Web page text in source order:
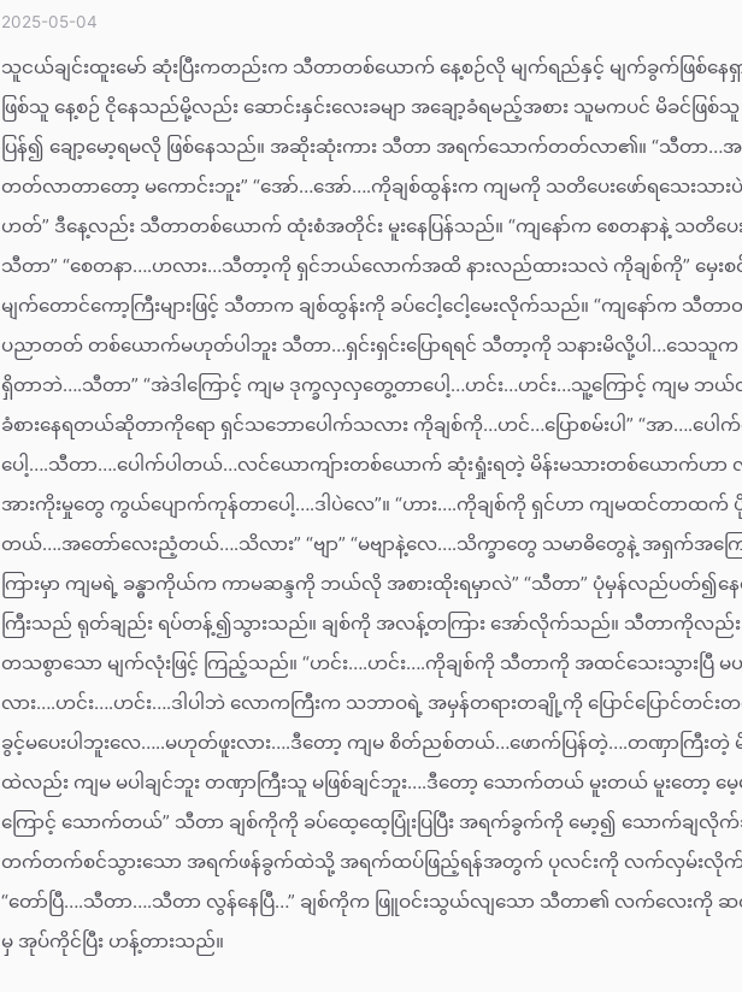
2025-05-04
သူငယ်ချင်းထူးမော် ဆုံးပြီးကတည်းက သီတာတစ်ယောက် နေ့စဉ်လို မျက်ရည်နှင့် မျက်ခွက်ဖြစ်နေ
ဖြစ်သူ နေ့စဉ် ငိုနေသည်မို့လည်း ဆောင်းနှင်းလေးခမျာ အချော့ခံရမည့်အစား သူမကပင် မိခင်ဖြ
ပြန်၍ ချော့မော့ရမလို ဖြစ်နေသည်။ အဆိုးဆုံးကား သီတာ အရက်သောက်တတ်လာ၏။ “သီတာ
တတ်လာတာတော့ မကောင်းဘူး” “အော်…အော်….ကိုချစ်ထွန်းက ကျမကို သတိပေးဖော်ရသေးသ
ဟတ်” ဒီနေ့လည်း သီတာတစ်ယောက် ထုံးစံအတိုင်း မူးနေပြန်သည်။ “ကျနော်က စေတနာနဲ့ သတိပေး
သီတာ” “စေတနာ….ဟလား…သီတာ့ကို ရှင်ဘယ်လောက်အထိ နားလည်ထားသလဲ ကိုချစ်ကို” မှေးစင်
မျက်တောင်ကော့ကြီးများဖြင့် သီတာက ချစ်ထွန်းကို ခပ်ငေါ့ငေါ့မေးလိုက်သည်။ “ကျနော်က သီတ
ပညာတတ် တစ်ယောက်မဟုတ်ပါဘူး သီတာ…ရှင်းရှင်းပြောရရင် သီတာ့ကို သနားမိလို့ပါ…သေသူက ပ
ရှိတာဘဲ….သီတာ” “အဲဒါကြောင့် ကျမ ဒုက္ခလှလှတွေ့တာပေါ့…ဟင်း…ဟင်း…သူ့ကြောင့် ကျမ ဘ
ခံစားနေရတယ်ဆိုတာကိုရော ရှင်သဘောပေါက်သလား ကိုချစ်ကို…ဟင်…ပြောစမ်းပါ” “အာ….ပေါ
ပေါ့….သီတာ….ပေါက်ပါတယ်…လင်ယောကျ်ားတစ်ယောက် ဆုံးရှုံးရတဲ့ မိန်းမသားတစ်ယောက်ဟာ
အားကိုးမှုတွေ ကွယ်ပျောက်ကုန်တာပေါ့….ဒါပဲလေ”။ “ဟား….ကိုချစ်ကို ရှင်ဟာ ကျမထင်တာထက်
တယ်….အတော်လေးညံ့တယ်….သိလား” “ဗျာ” “မဗျာနဲ့လေ….သိက္ခာတွေ သမာဓိတွေနဲ့ အရှက်အက
ကြားမှာ ကျမရဲ့ ခန္ဓာကိုယ်က ကာမဆန္ဒကို ဘယ်လို အစားထိုးရမှာလဲ” “သီတာ” ပုံမှန်လည်ပတ်၍နေ
ကြီးသည် ရုတ်ချည်း ရပ်တန့်၍သွားသည်။ ချစ်ကို အလန့်တကြား အော်လိုက်သည်။ သီတာကိုလည်း
တသစွာသော မျက်လုံးဖြင့် ကြည့်သည်။ “ဟင်း….ဟင်း….ကိုချစ်ကို သီတာကို အထင်သေးသွားပြီ
လား….ဟင်း….ဟင်း….ဒါပါဘဲ လောကကြီးက သဘာဝရဲ့ အမှန်တရားတချို့ကို ပြောင်ပြောင်တင်းတ
ခွင့်မပေးပါဘူးလေ…..မဟုတ်ဖူးလား….ဒီတော့ ကျမ စိတ်ညစ်တယ်…ဖောက်ပြန်တဲ့….တဏှာကြီးတဲ့ မိ
ထဲလည်း ကျမ မပါချင်ဘူး တဏှာကြီးသူ မဖြစ်ချင်ဘူး….ဒီတော့ သောက်တယ် မူးတယ် မူးတော့ မေ့
ကြောင့် သောက်တယ်” သီတာ ချစ်ကိုကို ခပ်ထေ့ထေ့ပြုံးပြပြီး အရက်ခွက်ကို မော့၍ သောက်ချလို
တက်တက်စင်သွားသော အရက်ဖန်ခွက်ထဲသို့ အရက်ထပ်ဖြည့်ရန်အတွက် ပုလင်းကို လက်လှမ်းလိုက်
“တော်ပြီ….သီတာ….သီတာ လွန်နေပြီ…” ချစ်ကိုက ဖြူဝင်းသွယ်လျသော သီတာ၏ လက်လေးကို
မှ အုပ်ကိုင်ပြီး ဟန့်တားသည်။